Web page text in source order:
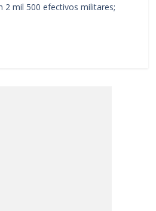
2 mil 500 efectivos militares;